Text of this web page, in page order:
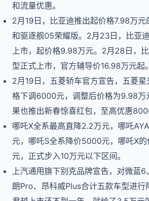
和流量优惠。
2月19日，比亚迪推出起价格7.98万元
和驱逐舰05荣耀版。2月23日，比亚
上市，起价格9.98万元。2月28日，
型正式上市，官方辅导价16.98万元起。
2月19日，五菱轿车官方宣告，五菱
格下调6000元，调整后价格为9.98万
果也推出新春惊喜红包，至高优惠
哪吒X全系最高直降2.2万元，哪吒
元，哪吒S全系降价5000元，哪吒X
元，正式步入10万元以下区间。
上汽通用旗下别克品牌宣告，对微蓝
朗Pro、昂科威Plus合计五款车型进行